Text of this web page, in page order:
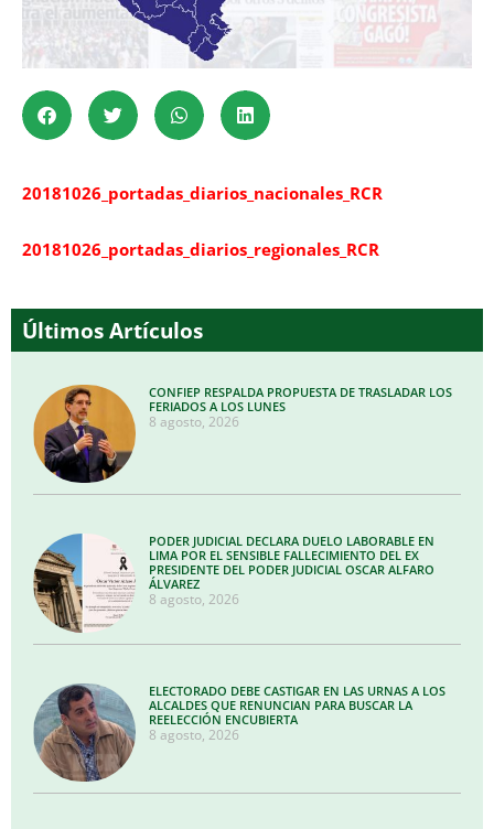
20181026_portadas_diarios_nacionales_RCR
20181026_portadas_diarios_regionales_RCR
Últimos Artículos
CONFIEP RESPALDA PROPUESTA DE TRASLADAR LOS
FERIADOS A LOS LUNES
8 agosto, 2026
PODER JUDICIAL DECLARA DUELO LABORABLE EN
LIMA POR EL SENSIBLE FALLECIMIENTO DEL EX
PRESIDENTE DEL PODER JUDICIAL OSCAR ALFARO
ÁLVAREZ
8 agosto, 2026
ELECTORADO DEBE CASTIGAR EN LAS URNAS A LOS
ALCALDES QUE RENUNCIAN PARA BUSCAR LA
REELECCIÓN ENCUBIERTA
8 agosto, 2026